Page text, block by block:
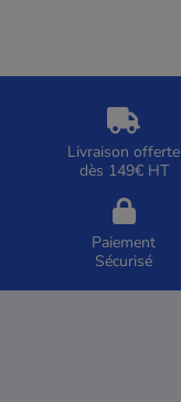
Livraison offerte
dès 149€ HT
Paiement
Sécurisé